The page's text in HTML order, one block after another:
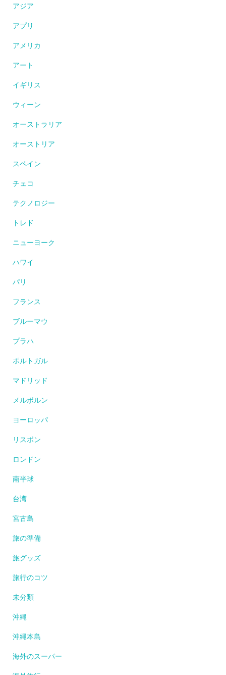
アジア
アプリ
アメリカ
アート
イギリス
ウィーン
オーストラリア
オーストリア
スペイン
チェコ
テクノロジー
トレド
ニューヨーク
ハワイ
パリ
フランス
ブルーマウ
プラハ
ポルトガル
マドリッド
メルボルン
ヨーロッパ
リスボン
ロンドン
南半球
台湾
宮古島
旅の準備
旅グッズ
旅行のコツ
未分類
沖縄
沖縄本島
海外のスーパー